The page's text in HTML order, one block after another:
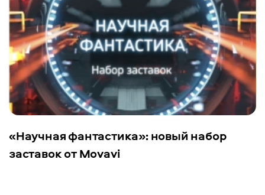
«Научная фантастика»: новый набор
заставок от Movavi